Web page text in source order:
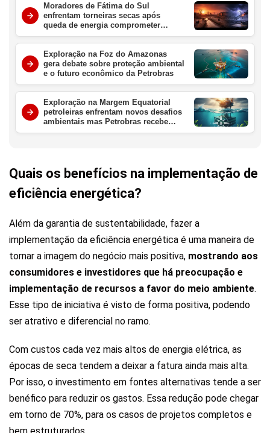
Moradores de Fátima do Sul
enfrentam torneiras secas após
queda de energia comprometer
sistemas de abastecimento na região
Exploração na Foz do Amazonas
gera debate sobre proteção ambiental
e o futuro econômico da Petrobras
Exploração na Margem Equatorial
petroleiras enfrentam novos desafios
ambientais mas Petrobras recebe
aval crucial da ANP
Quais os benefícios na implementação de
eficiência energética?
Além da garantia de sustentabilidade, fazer a
implementação da eficiência energética é uma maneira de
tornar a imagem do negócio mais positiva, mostrando aos
consumidores e investidores que há preocupação e
implementação de recursos a favor do meio ambiente.
Esse tipo de iniciativa é visto de forma positiva, podendo
ser atrativo e diferencial no ramo.
Com custos cada vez mais altos de energia elétrica, as
épocas de seca tendem a deixar a fatura ainda mais alta.
Por isso, o investimento em fontes alternativas tende a ser
benéfico para reduzir os gastos. Essa redução pode chegar
em torno de 70%, para os casos de projetos completos e
bem estruturados.